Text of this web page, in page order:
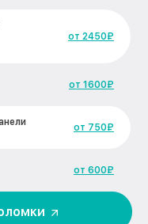
от 2450₽
от 1600₽
от 750₽
от 600₽